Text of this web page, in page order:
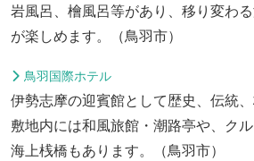
岩風呂、檜風呂等があり、移り変わ
が楽しめます。（鳥羽市）
鳥羽国際ホテル
伊勢志摩の迎賓館として歴史、伝統、
敷地内には和風旅館・潮路亭や、ク
海上桟橋もあります。（鳥羽市）